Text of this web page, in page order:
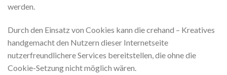
werden.
Durch den Einsatz von Cookies kann die crehand – Kreatives
handgemacht den Nutzern dieser Internetseite
nutzerfreundlichere Services bereitstellen, die ohne die
Cookie-Setzung nicht möglich wären.